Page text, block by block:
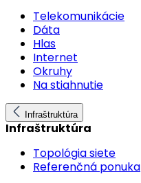
Telekomunikácie
Dáta
Hlas
Internet
Okruhy
Na stiahnutie
Infraštruktúra
Infraštruktúra
Topológia siete
Referenčná ponuka